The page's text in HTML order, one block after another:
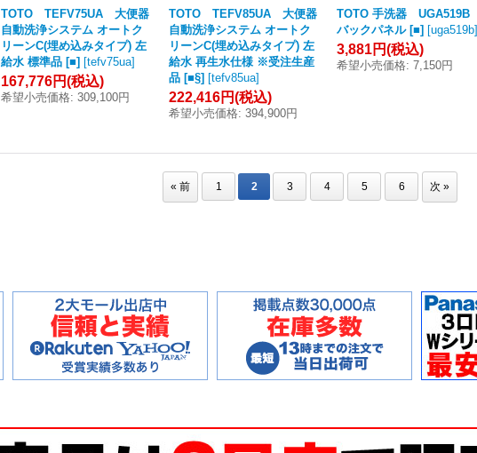
TOTO TEFV75UA 大便器
自動洗浄システム オートク
リーンC(埋め込みタイプ) 左
給水 標準品 [■] [tefv75ua]
167,776円(税込)
希望小売価格: 309,100円
TOTO TEFV85UA 大便器
自動洗浄システム オートク
リーンC(埋め込みタイプ) 左
給水 再生水仕様 ※受注生産
品 [■§] [tefv85ua]
222,416円(税込)
希望小売価格: 394,900円
TOTO 手洗器 UGA519B
バックパネル [■] [uga519b]
3,881円(税込)
希望小売価格: 7,150円
« 前 1 2 3 4 5 6 次 »